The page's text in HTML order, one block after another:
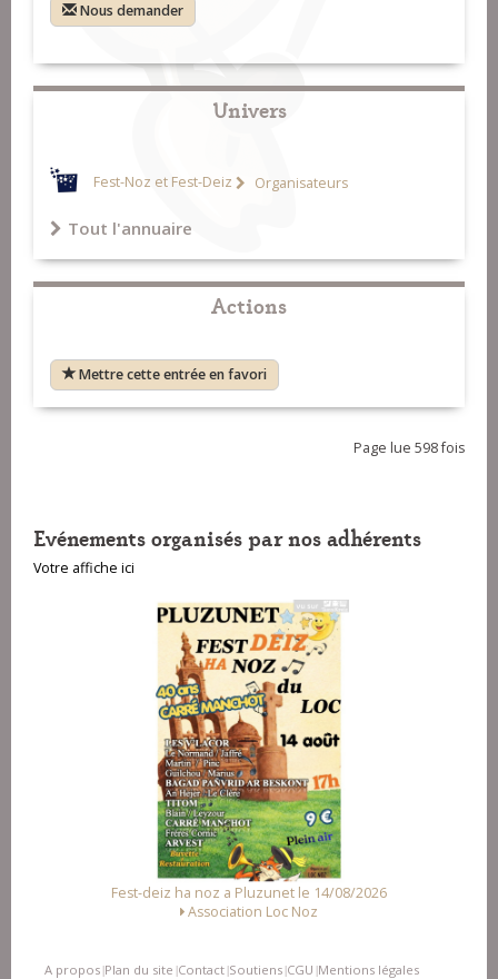
Nous demander
Univers
Fest-Noz et Fest-Deiz Organisateurs
Tout l'annuaire
Actions
Mettre cette entrée en favori
Page lue 598 fois
Evénements organisés par nos adhérents
Votre affiche ici
Fest-deiz ha noz a Pluzunet le 14/08/2026
Association Loc Noz
A propos Plan du site Contact Soutiens CGU Mentions légales